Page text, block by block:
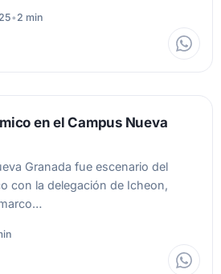
• 2 min
en el Campus Nueva
Granada fue escenario del
con la delegación de Icheon,